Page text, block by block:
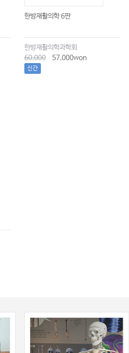
한방재활의학 6판
한방재활의학과학회
60,000
57,000won
신간